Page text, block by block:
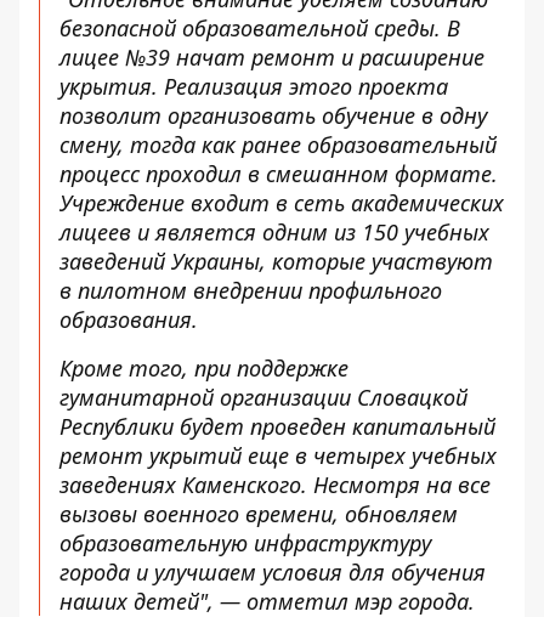
безопасной образовательной среды. В
лицее №39 начат ремонт и расширение
укрытия. Реализация этого проекта
позволит организовать обучение в одну
смену, тогда как ранее образовательный
процесс проходил в смешанном формате.
Учреждение входит в сеть академических
лицеев и является одним из 150 учебных
заведений Украины, которые участвуют
в пилотном внедрении профильного
образования.
Кроме того, при поддержке
гуманитарной организации Словацкой
Республики будет проведен капитальный
ремонт укрытий еще в четырех учебных
заведениях Каменского. Несмотря на все
вызовы военного времени, обновляем
образовательную инфраструктуру
города и улучшаем условия для обучения
наших детей", — отметил мэр города.